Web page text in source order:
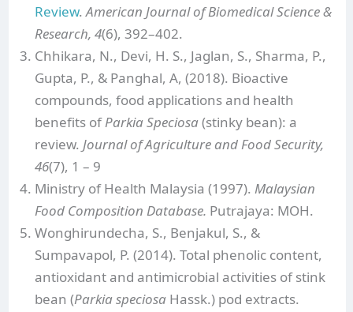
Review.American Journal of Biomedical Science &
Research, 4(6), 392–402.
Chhikara, N., Devi, H. S., Jaglan, S., Sharma, P.,
Gupta, P., & Panghal, A, (2018). Bioactive
compounds, food applications and health
benefits ofParkia Speciosa(stinky bean): a
review. Journal of Agriculture and Food Security,
46(7), 1 – 9
Ministry of Health Malaysia (1997).Malaysian
Food Composition Database. Putrajaya: MOH.
Wonghirundecha, S., Benjakul, S., &
Sumpavapol, P. (2014). Total phenolic content,
antioxidant and antimicrobial activities of stink
bean (Parkia speciosa Hassk.) pod extracts.